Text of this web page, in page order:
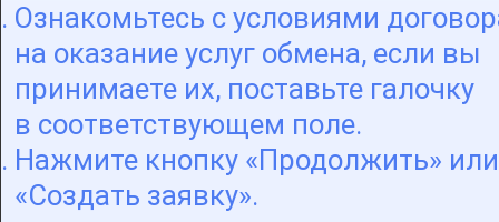
Ознакомьтесь с условиями
на оказание услуг обмена, если вы
принимаете их, поставьте галочку
в соответствующем поле.
Нажмите кнопку «Продолжить» или
«Создать заявку».